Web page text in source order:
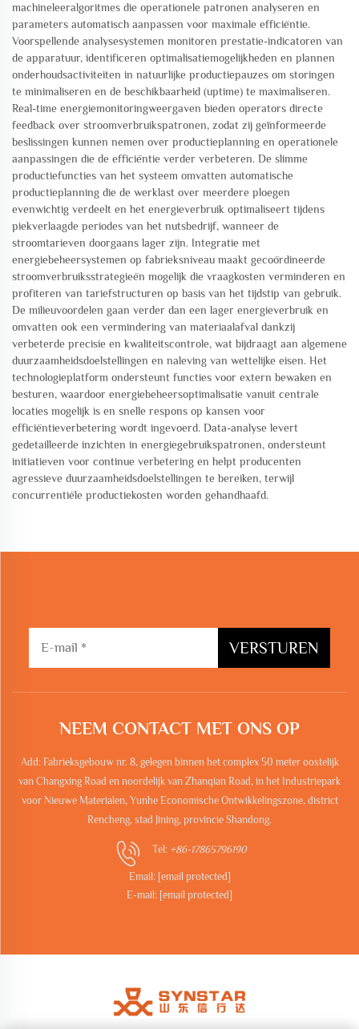
machineleeralgoritmes die operationele patronen analyseren en
parameters automatisch aanpassen voor maximale efficiëntie.
Voorspellende analysesystemen monitoren prestatie-indicatoren van
de apparatuur, identificeren optimalisatiemogelijkheden en plannen
onderhoudsactiviteiten in natuurlijke productiepauzes om storingen
te minimaliseren en de beschikbaarheid (uptime) te maximaliseren.
Real-time energiemonitoringweergaven bieden operators directe
feedback over stroomverbruikspatronen, zodat zij geïnformeerde
beslissingen kunnen nemen over productieplanning en operationele
aanpassingen die de efficiëntie verder verbeteren. De slimme
productiefuncties van het systeem omvatten automatische
productieplanning die de werklast over meerdere ploegen
evenwichtig verdeelt en het energieverbruik optimaliseert tijdens
piekverlaagde periodes van het nutsbedrijf, wanneer de
stroomtarieven doorgaans lager zijn. Integratie met
energiebeheersystemen op fabrieksniveau maakt gecoördineerde
stroomverbruiksstrategieën mogelijk die vraagkosten verminderen en
profiteren van tariefstructuren op basis van het tijdstip van gebruik.
De milieuvoordelen gaan verder dan een lager energieverbruik en
omvatten ook een vermindering van materiaalafval dankzij
verbeterde precisie en kwaliteitscontrole, wat bijdraagt aan algemene
duurzaamheidsdoelstellingen en naleving van wettelijke eisen. Het
technologieplatform ondersteunt functies voor extern bewaken en
besturen, waardoor energiebeheersoptimalisatie vanuit centrale
locaties mogelijk is en snelle respons op kansen voor
efficiëntieverbetering wordt ingevoerd. Data-analyse levert
gedetailleerde inzichten in energiegebruikspatronen, ondersteunt
initiatieven voor continue verbetering en helpt producenten
agressieve duurzaamheidsdoelstellingen te bereiken, terwijl
concurrentiële productiekosten worden gehandhaafd.
VERSTUREN
NEEM CONTACT MET ONS OP
Add: Fabrieksgebouw nr. 8, gelegen binnen het complex 50 meter oostelijk
van Changxing Road en noordelijk van Zhanqian Road, in het Industriepark
voor Nieuwe Materialen, Yunhe Economische Ontwikkelingszone, district
Rencheng, stad Jining, provincie Shandong.
Tel: +86-17865796190
Email: [email protected]
E-mail: [email protected]